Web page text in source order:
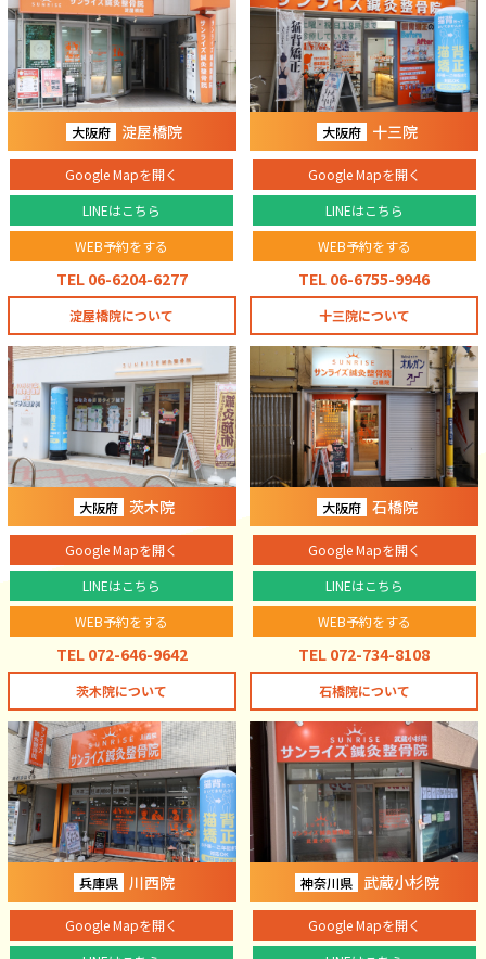
大阪府 淀屋橋院
Google Mapを開く
LINEはこちら
WEB予約をする
TEL 06-6204-6277
淀屋橋院について
大阪府 十三院
Google Mapを開く
LINEはこちら
WEB予約をする
TEL 06-6755-9946
十三院について
大阪府 茨木院
Google Mapを開く
LINEはこちら
WEB予約をする
TEL 072-646-9642
茨木院について
大阪府 石橋院
Google Mapを開く
LINEはこちら
WEB予約をする
TEL 072-734-8108
石橋院について
兵庫県 川西院
Google Mapを開く
神奈川県 武蔵小杉院
Google Mapを開く